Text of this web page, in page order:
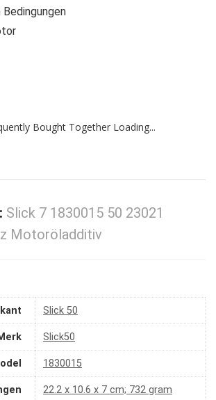
Bought Together Loading...
Slick 7 1830015 50 23021
Motoröladditiv
‎Slick 50
‎Slick50
‎1830015
‎22.2 x 10.6 x 7 cm; 732 gram